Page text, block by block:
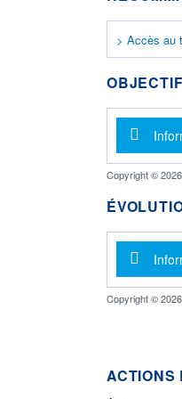
> Accès au
Copyright ©
Copyright ©
ACTIONS